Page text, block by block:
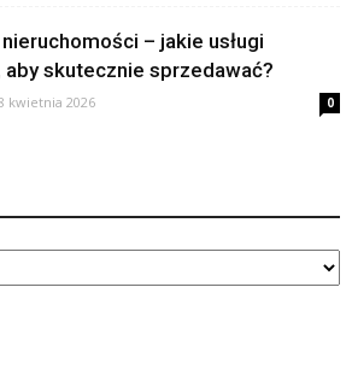
– jakie usługi
skutecznie sprzedawać?
kwietnia 2026 0